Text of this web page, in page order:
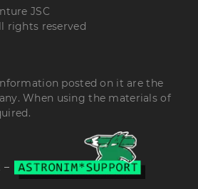
JSC
rights reserved
posted on it are the
When using the materials of
–